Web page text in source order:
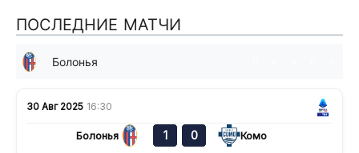
ПОСЛЕДНИЕ МАТЧИ
Болонья
30 Авг 2025 16:30
Болонья 1 0 Комо